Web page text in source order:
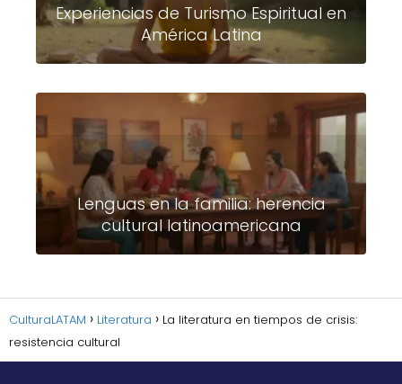
Experiencias de Turismo Espiritual en
América Latina
Lenguas en la familia: herencia
cultural latinoamericana
CulturaLATAM Literatura
La literatura en tiempos de crisis:
resistencia cultural